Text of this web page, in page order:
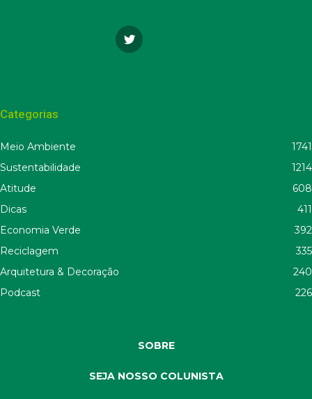
Categorias
Meio Ambiente
1741
Sustentabilidade
1214
Atitude
608
Dicas
411
Economia Verde
392
Reciclagem
335
Arquitetura & Decoração
240
Podcast
226
SOBRE
SEJA NOSSO COLUNISTA